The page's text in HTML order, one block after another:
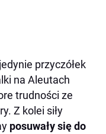
przyczółek
na Aleutach
trudności ze
Z kolei siły
posuwały się do